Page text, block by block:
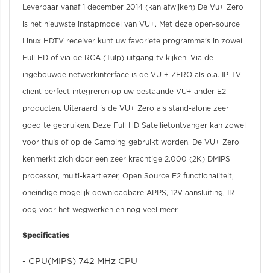
Leverbaar vanaf 1 december 2014 (kan afwijken) De Vu+ Zero
is het nieuwste instapmodel van VU+. Met deze open-source
Linux HDTV receiver kunt uw favoriete programma’s in zowel
Full HD of via de RCA (Tulp) uitgang tv kijken. Via de
ingebouwde netwerkinterface is de VU + ZERO als o.a. IP-TV-
client perfect integreren op uw bestaande VU+ ander E2
producten. Uiteraard is de VU+ Zero als stand-alone zeer
goed te gebruiken. Deze Full HD Satellietontvanger kan zowel
voor thuis of op de Camping gebruikt worden. De VU+ Zero
kenmerkt zich door een zeer krachtige 2.000 (2K) DMIPS
processor, multi-kaartlezer, Open Source E2 functionaliteit,
oneindige mogelijk downloadbare APPS, 12V aansluiting, IR-
oog voor het wegwerken en nog veel meer.
Specificaties
- CPU(MIPS) 742 MHz CPU